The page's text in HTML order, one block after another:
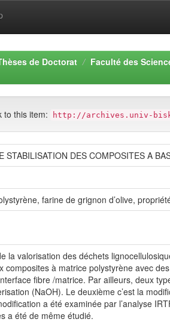
de Doctorat
Faculté des
to this item: http://archives.univ-
STABILISATION DES COMPOSITES A
farine de grignon d’olive,
la valorisation des déchets
composites à matrice polystyrène avec
fibre /matrice. Par ailleurs, deux
(NaOH). Le deuxième c’est la
a été examinée par l’analyse
a été de même étudié.